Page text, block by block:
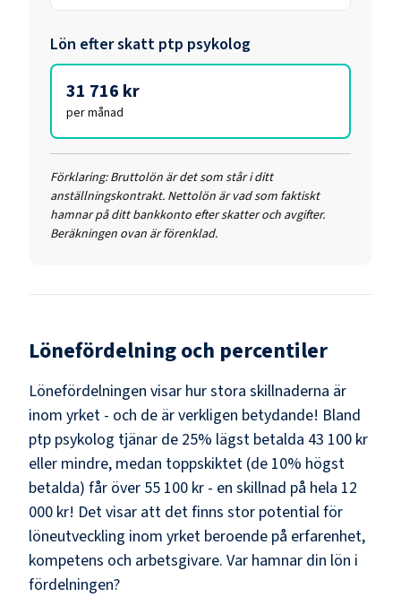
Lön efter skatt ptp psykolog
31 716 kr
per månad
Förklaring: Bruttolön är det som står i ditt
anställningskontrakt. Nettolön är vad som faktiskt
hamnar på ditt bankkonto efter skatter och avgifter.
Beräkningen ovan är förenklad.
Lönefördelning och percentiler
Lönefördelningen visar hur stora skillnaderna är
inom yrket - och de är verkligen betydande! Bland
ptp psykolog tjänar de 25% lägst betalda 43 100 kr
eller mindre, medan toppskiktet (de 10% högst
betalda) får över 55 100 kr - en skillnad på hela 12
000 kr! Det visar att det finns stor potential för
löneutveckling inom yrket beroende på erfarenhet,
kompetens och arbetsgivare. Var hamnar din lön i
fördelningen?